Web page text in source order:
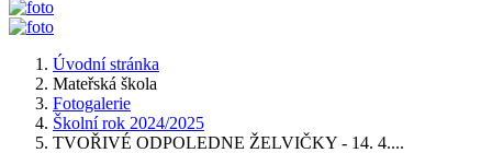
Úvodní stránka
Mateřská škola
Fotogalerie
Školní rok 2024/2025
TVOŘIVÉ ODPOLEDNE ŽELVIČKY - 14. 4....